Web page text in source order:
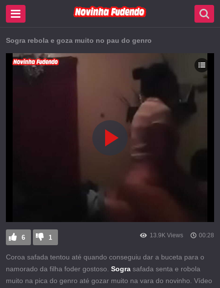
Sogra rebola e goza muito no pau do genro
6 1 13.9K Views 00:28
Coroa safada tentou até quando conseguiu dar a buceta para o
namorado da filha foder gostoso. Sogra safada senta e robola
muito na pica do genro até gozar muito na vara do novinho. Vídeo